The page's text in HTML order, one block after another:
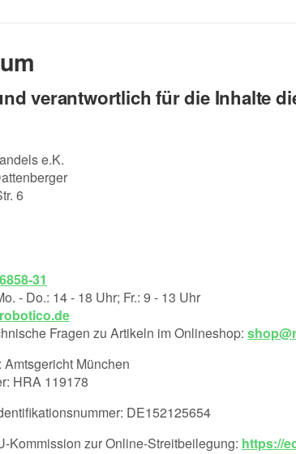
verantwortlich für die Inhalte
e.K.
6
31
- Do.: 14 - 18 Uhr; Fr.: 9 - 13 Uhr
Fragen zu Artikeln im Onlineshop:
München
HRA 119178
DE152125654
Kommission zur Online-Streitbeilegung: https://